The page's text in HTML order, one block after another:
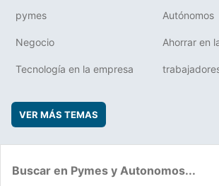
pymes Autónomos
Negocio Ahorrar en
Tecnología en la empresa
VER MÁS TEMAS